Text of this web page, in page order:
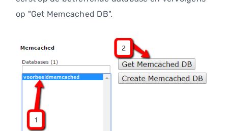
op "Get Memcached DB".